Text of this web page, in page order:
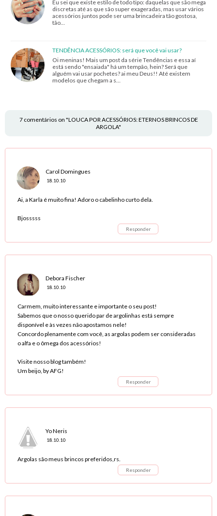
Eu sei que existe estilo de todo tipo: daquelas que são mega
discretas até as que são super exageradas, mas usar vários
acessórios juntos pode ser uma brincadeira tão gostosa,
tão…
TENDÊNCIA ACESSÓRIOS: será que você vai usar?
Oi meninas! Mais um post da série Tendências e essa aí
está sendo "ensaiada" há um tempão, hein? Será que
alguém vai usar pochetes? ai meu Deus!! Até existem
modelos que chegam a s…
7 comentários on "LOUCA POR ACESSÓRIOS: ETERNOS BRINCOS DE
ARGOLA"
Carol Domingues
18.10.10
Ai, a Karla é muito fina! Adoro o cabelinho curto dela.
Bjosssss
Responder
Debora Fischer
18.10.10
Carmem, muito interessante e importante o seu post!
Sabemos que o nosso querido par de argolinhas está sempre
disponível e às vezes não apostamos nele!
Concordo plenamente com você, as argolas podem ser consideradas
o alfa e o ômega dos acessórios!
Visite nosso blog também!
Um beijo, by AFG!
Responder
Yo Neris
18.10.10
Argolas são meus brincos preferidos,rs.
Responder